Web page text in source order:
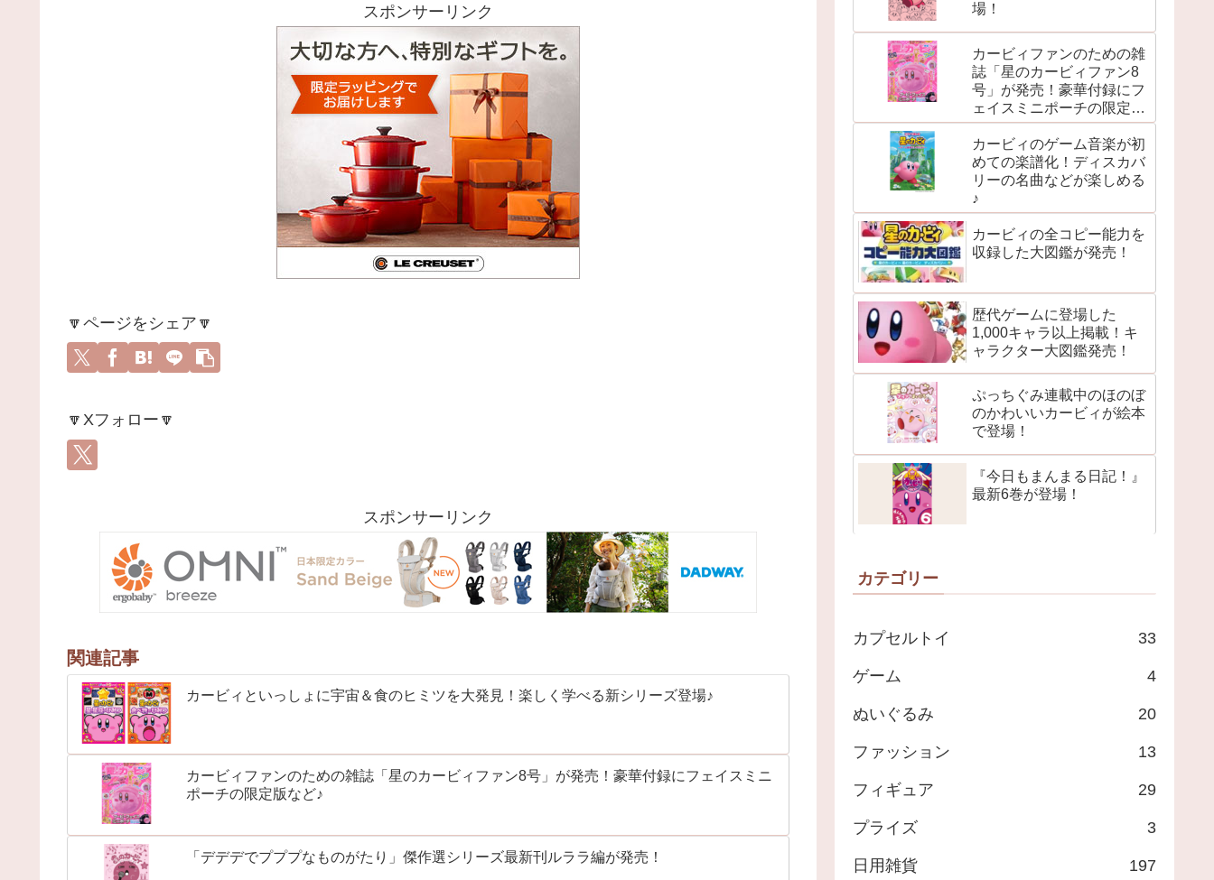
スポンサーリンク
🔽ページをシェア🔽
🔽Xフォロー🔽
スポンサーリンク
関連記事
カービィといっしょに宇宙＆食のヒミツを大発見！楽しく学べる新シリーズ登場♪
カービィファンのための雑誌「星のカービィファン8号」が発売！豪華付録にフェイスミニ
ポーチの限定版など♪
「デデデでプププなものがたり」傑作選シリーズ最新刊ルララ編が発売！
場！
カービィファンのための雑
誌「星のカービィファン8
号」が発売！豪華付録にフ
ェイスミニポーチの限定版
など♪
カービィのゲーム音楽が初
めての楽譜化！ディスカバ
リーの名曲などが楽しめる
♪
カービィの全コピー能力を
収録した大図鑑が発売！
歴代ゲームに登場した
1,000キャラ以上掲載！キ
ャラクター大図鑑発売！
ぷっちぐみ連載中のほのぼ
のかわいいカービィが絵本
で登場！
『今日もまんまる日記！』
最新6巻が登場！
カテゴリー
カプセルトイ 33
ゲーム 4
ぬいぐるみ 20
ファッション 13
フィギュア 29
プライズ 3
日用雑貨 197